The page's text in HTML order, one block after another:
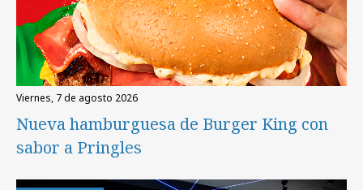
viernes, 7 de agosto 2026
Nueva hamburguesa de Burger King con
sabor a Pringles